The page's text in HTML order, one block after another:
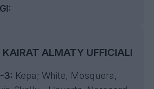
ALMATY UFFICIALI
3: Kepa; White, Mosquera,